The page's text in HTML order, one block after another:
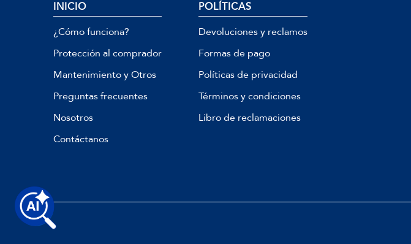
INICIO
¿Cómo funciona?
Protección al comprador
Mantenimiento y Otros
Preguntas frecuentes
Nosotros
Contáctanos
POLÍTICAS
Devoluciones y reclamos
Formas de pago
Políticas de privacidad
Términos y condiciones
Libro de reclamaciones